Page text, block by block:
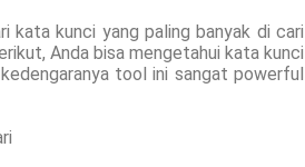
kata kunci yang paling banyak di cari
Anda bisa mengetahui kata kunci
tool ini sangat powerful